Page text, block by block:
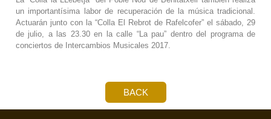
un importantísima labor de recuperación de la música tradicional.
Actuarán junto con la “Colla El Rebrot de Rafelcofer” el sábado, 29
de julio, a las 23.30 en la calle “La pau” dentro del programa de
conciertos de Intercambios Musicales 2017.
BACK